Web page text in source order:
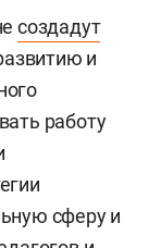
создадут
и
работу
сферу и